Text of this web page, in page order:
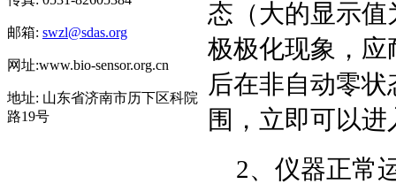
邮箱: swzl@sdas.org
网址:www.bio-sensor.org.cn
地址: 山东省济南市历下区科院
路19号
态（大的显示值
极极化现象，应
后在非自动零
围，立即可以
2、仪器正常